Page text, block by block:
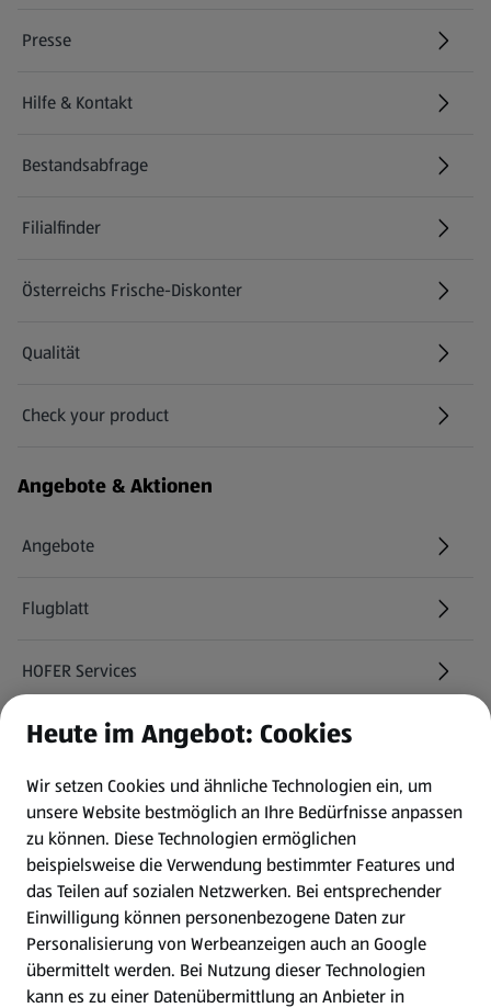
Presse
Hilfe & Kontakt
(öffnet in einem neuen Tab)
Bestandsabfrage
(öffnet in einem neuen Tab)
Filialfinder
Österreichs Frische-Diskonter
Qualität
Check your product
(öffnet in einem neuen Tab)
Angebote & Aktionen
Angebote
Flugblatt
HOFER Services
Newsletter
WhatsApp
Gewinnspiele
Mein HOFER. Meine Einkäufe.
Meine Meinung. Mein HOFER.
Heute im Angebot: Cookies
Wir setzen Cookies und ähnliche Technologien ein, um
unsere Website bestmöglich an Ihre Bedürfnisse anpassen
zu können. Diese Technologien ermöglichen
beispielsweise die Verwendung bestimmter Features und
das Teilen auf sozialen Netzwerken. Bei entsprechender
Einwilligung können personenbezogene Daten zur
Personalisierung von Werbeanzeigen auch an Google
übermittelt werden. Bei Nutzung dieser Technologien
kann es zu einer Datenübermittlung an Anbieter in